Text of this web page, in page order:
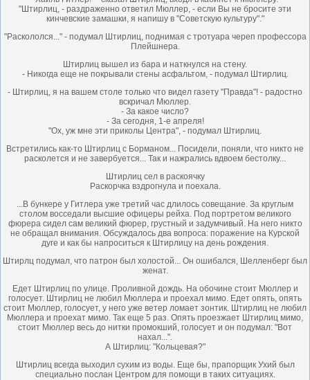
"Штирлиц, - раздраженно ответил Мюллер, - если Вы не бросите эти
кинчевские замашки, я напишу в "Советскую культуру"."
"Раскололся..." - подумал Штирлиц, поднимая с тротуара череп профессора
Плейшнера.
Штирлиц вышел из бара и наткнулся на стену.
- Никогда еще не покрывали стены асфальтом, - подумал Штирлиц.
- Штирлиц, я на вашем столе только что видел газету "Правда"! - радостно
вскричал Мюллер.
- За какое число?
- За сегодня, 1-е апреля!
"Ох, уж мне эти приколы Центра", - подумал Штирлиц.
Встретились как-то Штирлиц с Борманом... Посидели, поняли, что никто не
расколется и не завербуется... Так и нажрались вдвоем бестолку...
Штирлиц сел в раскоячку
Раскорчка вздрогнула и поехала.
...В бункере у Гитлера уже третий час длилось совещание. За круглым
столом восседали высшие офицеры рейха. Под портретом великого
фюрера сидел сам великий фюрер, грустный и задумчивый. На него никто
не обращал внимания. Обсуждалось два вопроса: поражение на Курской
дуге и как бы напроситься к Штирлицу на день рождения.
Штирлц подумал, что патрон был холостой... Он ошибался, Шелленберг был
женат.
Едет Штирлиц по улице. Проливной дождь. На обочине стоит Мюллер и
голосует. Штирлиц не любил Мюллера и проехал мимо. Едет опять, опять
стоит Мюллер, голосует, у него уже ветер ломает зонтик. Штирлиц не любил
Мюллера и проехат мимо. Так еще 5 раз. Опять проезжает Штирлиц мимо,
стоит Мюллер весь до нитки промокший, голосует и он подумал: "Вот
нахал...".
А Штирлиц: "Кольцевая?"
Штирлиц всегда выходил сухим из воды. Еще бы, прапорщик Ухий был
специально послан Центром для помощи в таких ситуациях.